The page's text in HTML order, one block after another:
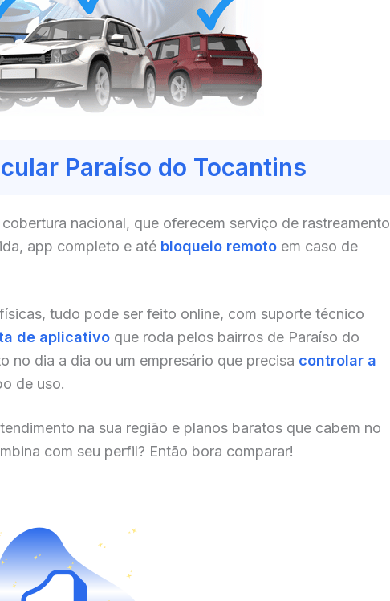
Paraíso do Tocantins
nacional, que oferecem serviço de rastreamento
app completo e até bloqueio remoto em caso de
tudo pode ser feito online, com suporte técnico
de aplicativo que roda pelos bairros de Paraíso do
no dia a dia ou um empresário que precisa controlar a
de uso.
na sua região e planos baratos que cabem no
com seu perfil? Então bora comparar!